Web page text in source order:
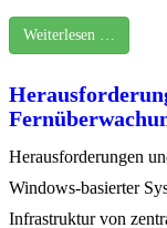
Weiterlesen …
Herausforderungen
Windows-basierter
Infrastruktur von